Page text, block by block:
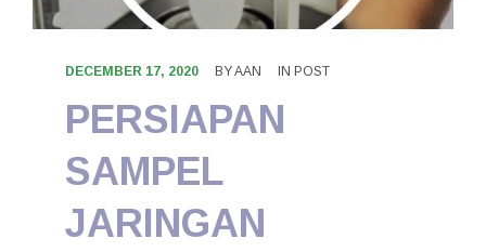
KONTAK
DECEMBER 17, 2020 BYAAN IN POST
PERSIAPAN
SAMPEL
JARINGAN